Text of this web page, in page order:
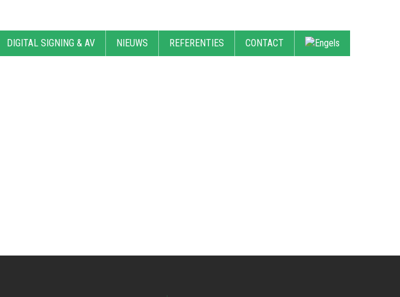
DIGITAL SIGNING & AV NIEUWS REFERENTIES CONTACT